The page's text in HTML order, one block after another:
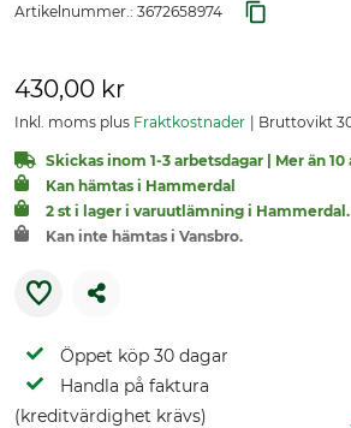
Artikelnummer.: 3672658974
430,00 kr
Inkl. moms plus Fraktkostnader Bruttovikt
Skickas inom 1-3 arbetsdagar | Mer än
Kan hämtas i Hammerdal
2 st i lager i varuutlämning i Hammerdal.
Kan inte hämtas i Vansbro.
Öppet köp 30 dagar
Handla på faktura
(kreditvärdighet krävs)